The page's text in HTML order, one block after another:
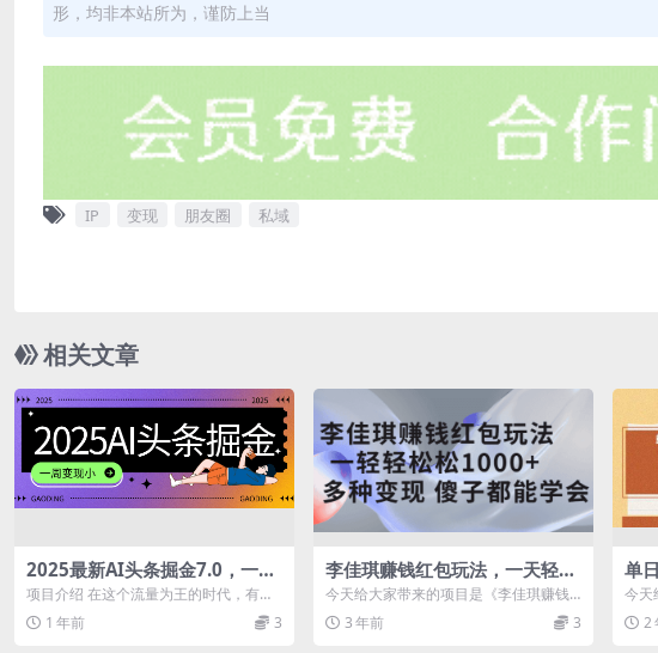
形，均非本站所为，谨防上当
IP 变现 朋友圈 私域
相关文章
2025最新AI头条掘金7.0，一周
变现了四位数，操作很简单，小
白上手很快（附详细教程）
项目介绍 在这个流量为王的时代，有了
流量就什么都有了，各大平台都在抢流
量，现在网...
1 年前 3
李佳琪赚钱红包玩法，一天轻轻
松松1000+，多种变现，傻子都
能学会
今天给大家带来的项目是《李佳琪赚钱
红包玩法，一天轻轻松松1000+，多种
变现，傻...
3 年前 3
单
游”
台
今天
“逆
台...2